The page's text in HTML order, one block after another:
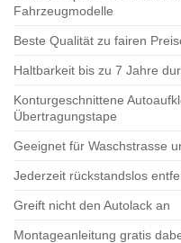
Fahrzeugmodelle
Beste Qualität zu fairen
Haltbarkeit bis zu 7 Jahre
Konturgeschnittene
Übertragungstape
Geeignet für Waschstrasse
Jederzeit rückstandslos
Greift nicht den Autolack an
Montageanleitung gratis